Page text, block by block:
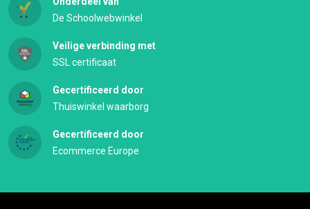
De Schoolwebwinkel
Veilige verbinding met
SSL certificaat
Gecertificeerd door
Thuiswinkel waarborg
Gecertificeerd door
Ecommerce Europe